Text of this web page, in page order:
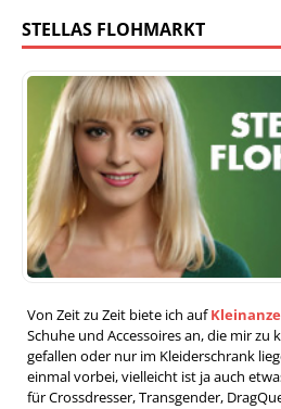
STELLAS FLOHMARKT
Von Zeit zu Zeit biete ich auf
Schuhe und Accessoires an, die mir zu
gefallen oder nur im Kleiderschrank
einmal vorbei, vielleicht ist ja auch
für Crossdresser, Transgender,